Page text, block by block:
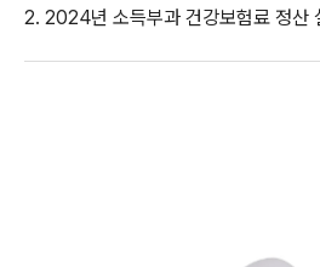
2. 2024년 소득부과 건강보험료 정산